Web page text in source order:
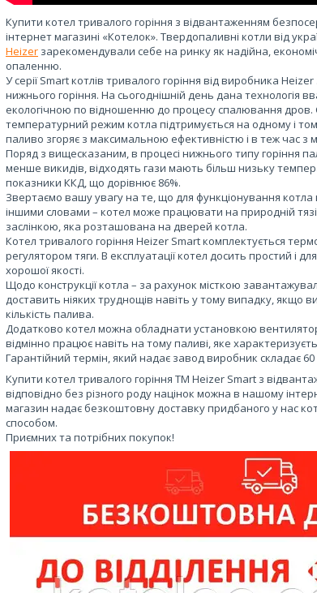
Купити котел тривалого горіння з відвантаженням
інтернет магазині «Котелок». Твердопаливні котли від
Heizer зарекомендували себе на ринку як надійна,
опаленню.
У серії Smart котлів тривалого горіння від виробника
нижнього горіння. На сьогоднішній день дана технологія
екологічною по відношенню до процесу спалювання дров.
температурний режим котла підтримується на одному і
паливо згоряє з максимальною ефективністю і в теж час з
Поряд з вищесказаним, в процесі нижнього типу горіння
менше викидів, відходять гази мають більш низьку
показники ККД, що дорівнює 86%.
Звертаємо вашу увагу на те, що для функціонування котла
іншими словами – котел може працювати на природній
заслінкою, яка розташована на дверей котла.
Котел тривалого горіння Heizer Smart комплектується
регулятором тяги. В експлуатації котел досить простий і
хорошої якості.
Щодо конструкції котла – за рахунок місткою
доставить ніяких труднощів навіть у тому випадку, якщо
кількість палива.
Додатково котел можна обладнати установкою
відмінно працює навіть на тому паливі, яке
Гарантійний термін, який надає завод виробник складає 60
Купити котел тривалого горіння ТМ Heizer Smart з
відповідно без різного роду націнок можна в нашому
магазин надає безкоштовну доставку придбаного у нас
способом.
Приємних та потрібних покупок!